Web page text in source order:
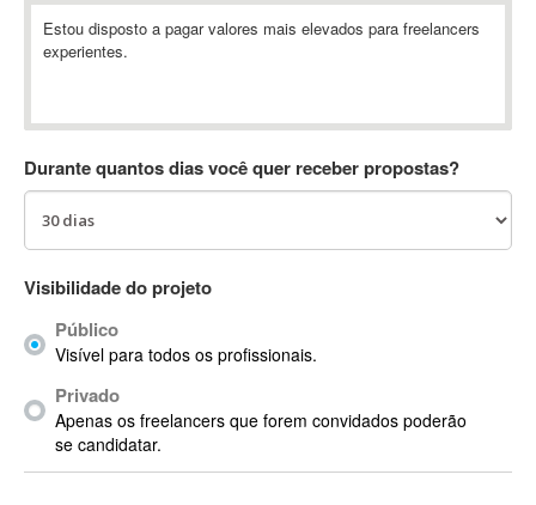
AC Drives
AC3
ACID Pro
ACPI
ACT
Actian
Actimize
ActionScript
ActionScript 3
Estou disposto a pagar valores mais elevados para freelancers
experientes.
Durante quantos dias você quer receber propostas?
Visibilidade do projeto
Público
Visível para todos os profissionais.
Privado
Apenas os freelancers que forem convidados poderão
se candidatar.